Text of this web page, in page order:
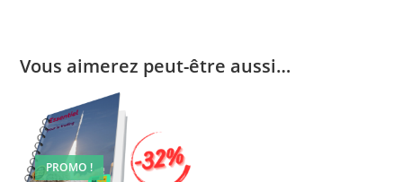
Vous aimerez peut-être aussi…
PROMO !